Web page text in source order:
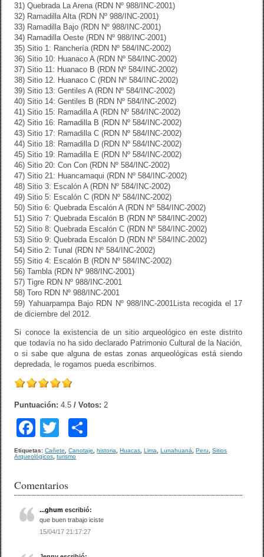
31) Quebrada La Arena (RDN Nº 988/INC-2001)
32) Ramadilla Alta (RDN Nº 988/INC-2001)
33) Ramadilla Bajo (RDN Nº 988/INC-2001)
34) Ramadilla Oeste (RDN Nº 988/INC-2001)
35) Sitio 1: Ranchería (RDN Nº 584/INC-2002)
36) Sitio 10: Huanaco A (RDN Nº 584/INC-2002)
37) Sitio 11: Huanaco B (RDN Nº 584/INC-2002)
38) Sitio 12. Huanaco C (RDN Nº 584/INC-2002)
39) Sitio 13: Gentiles A (RDN Nº 584/INC-2002)
40) Sitio 14: Gentiles B (RDN Nº 584/INC-2002)
41) Sitio 15: Ramadilla A (RDN Nº 584/INC-2002)
42) Sitio 16: Ramadilla B (RDN Nº 584/INC-2002)
43) Sitio 17: Ramadilla C (RDN Nº 584/INC-2002)
44) Sitio 18: Ramadilla D (RDN Nº 584/INC-2002)
45) Sitio 19: Ramadilla E (RDN Nº 584/INC-2002)
46) Sitio 20: Con Con (RDN Nº 584/INC-2002)
47) Sitio 21: Huancamaqui (RDN Nº 584/INC-2002)
48) Sitio 3: Escalón A (RDN Nº 584/INC-2002)
49) Sitio 5: Escalón C (RDN Nº 584/INC-2002)
50) Sitio 6: Quebrada Escalón A (RDN Nº 584/INC-2002)
51) Sitio 7: Quebrada Escalón B (RDN Nº 584/INC-2002)
52) Sitio 8: Quebrada Escalón C (RDN Nº 584/INC-2002)
53) Sitio 9: Quebrada Escalón D (RDN Nº 584/INC-2002)
54) Sitio 2: Tunal (RDN Nº 584/INC-2002)
55) Sitio 4: Escalón B (RDN Nº 584/INC-2002)
56) Tambla (RDN Nº 988/INC-2001)
57) Tigre RDN Nº 988/INC-2001
58) Toro RDN Nº 988/INC-2001
59) Yahuarpampa Bajo RDN Nº 988/INC-2001 Lista recogida el 17
de diciembre del 2012.
Si conoce la existencia de un sitio arqueológico en este distrito
que todavía no ha sido declarado Patrimonio Cultural de la Nación,
o si sabe que alguna de estas zonas arqueológicas está siendo
depredada, le rogamos pueda escribirnos.
Puntuación:4.5 / Votos: 2
F
a
c
e
b
o
o
T
wi
tt
er
o
ar
tir
Etiquetas:Cañete ,Canotaje ,historia ,Huacas ,Lima ,Lunahuaná ,Peru ,Sitios
Arqueológicos ,turismo
Comentarios
...ghum escribió:
que buen trabajo iciste
15/04/17 21:17:27